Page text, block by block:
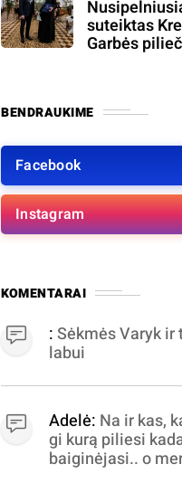
suteiktas
Garbės
BENDRAUKIME
Facebook
Instagram
KOMENTARAI
:Sėkmės Varyk
labui
Adelė: Na ir kas,
gi kurą piliesi
baiginėjasi.. o